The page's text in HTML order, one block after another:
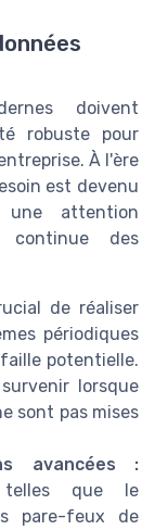
doivent
robuste pour
À l'ère
est devenu
attention
continue des
de réaliser
périodiques
potentielle.
lorsque
sont pas mises
avancées :
telles que le
pare-feux de